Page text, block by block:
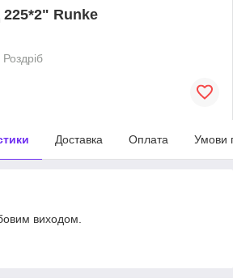
225*2" Runke
Роздріб
Доставка Оплата Умови
виходом.